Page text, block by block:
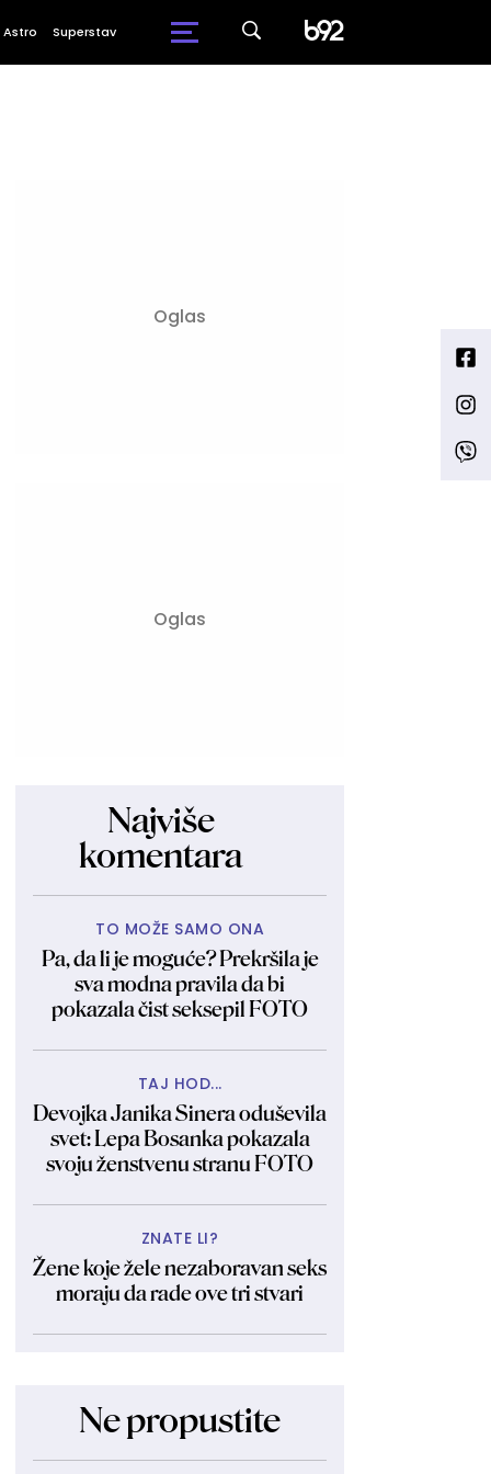
Astro Superstav
Najviše
komentara
TO MOŽE SAMO ONA
Pa, da li je moguće? Prekršila je
sva modna pravila da bi
pokazala čist seksepil FOTO
TAJ HOD...
Devojka Janika Sinera oduševila
svet: Lepa Bosanka pokazala
svoju ženstvenu stranu FOTO
ZNATE LI?
Žene koje žele nezaboravan seks
moraju da rade ove tri stvari
Ne propustite